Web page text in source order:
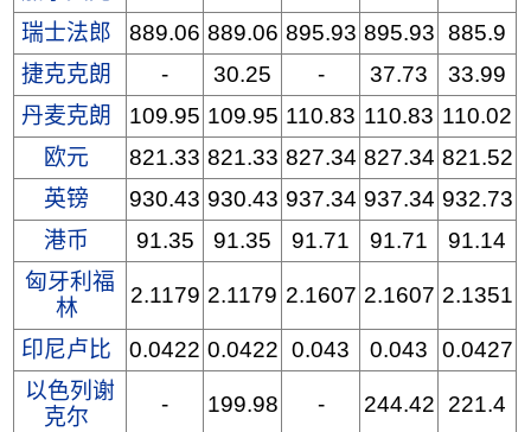
瑞士法郎
889.06 889.06 895.93 895.93 885.9
捷克克朗
- 30.25 - 37.73
33.99
丹麦克朗
109.95 109.95 110.83 110.83 110.02
欧元
821.33 821.33 827.34 827.34 821.52
英镑
930.43 930.43 937.34 937.34 932.73
港币
91.35 91.35 91.71 91.71
91.14
匈牙利福
林
2.1179 2.1179 2.1607 2.1607 2.1351
印尼卢比 0.0422 0.0422 0.043 0.043
0.0427
以色列谢
克尔
- 199.98 - 244.42 221.4